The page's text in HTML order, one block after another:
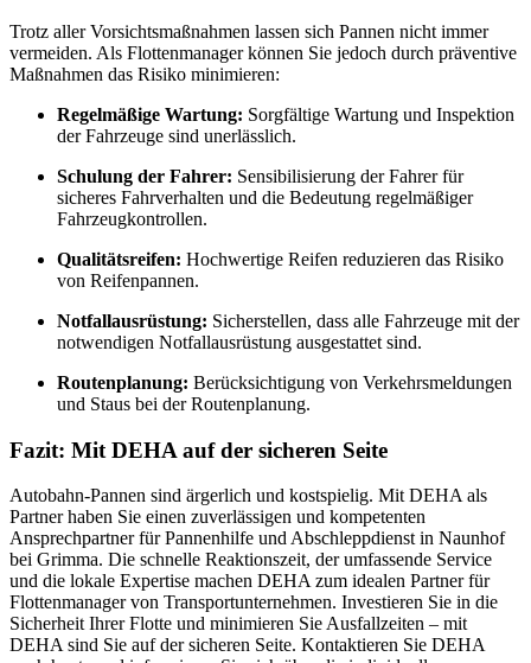
Trotz aller Vorsichtsmaßnahmen lassen sich Pannen nicht immer
vermeiden. Als Flottenmanager können Sie jedoch durch präventive
Maßnahmen das Risiko minimieren:
Regelmäßige Wartung: Sorgfältige Wartung und Inspektion
der Fahrzeuge sind unerlässlich.
Schulung der Fahrer: Sensibilisierung der Fahrer für
sicheres Fahrverhalten und die Bedeutung regelmäßiger
Fahrzeugkontrollen.
Qualitätsreifen: Hochwertige Reifen reduzieren das Risiko
von Reifenpannen.
Notfallausrüstung: Sicherstellen, dass alle Fahrzeuge mit der
notwendigen Notfallausrüstung ausgestattet sind.
Routenplanung: Berücksichtigung von Verkehrsmeldungen
und Staus bei der Routenplanung.
Fazit: Mit DEHA auf der sicheren Seite
Autobahn-Pannen sind ärgerlich und kostspielig. Mit DEHA als
Partner haben Sie einen zuverlässigen und kompetenten
Ansprechpartner für Pannenhilfe und Abschleppdienst in Naunhof
bei Grimma. Die schnelle Reaktionszeit, der umfassende Service
und die lokale Expertise machen DEHA zum idealen Partner für
Flottenmanager von Transportunternehmen. Investieren Sie in die
Sicherheit Ihrer Flotte und minimieren Sie Ausfallzeiten – mit
DEHA sind Sie auf der sicheren Seite. Kontaktieren Sie DEHA